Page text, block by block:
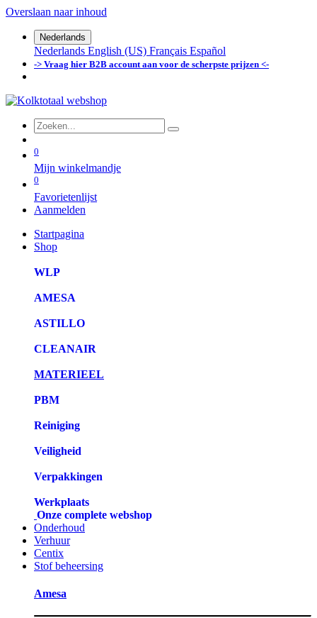
Overslaan naar inhoud
Nederlands
Nederlands English (US) Français Español
-> Vraag hier B2B account aan voor de scherpste prijzen <-
0
Mijn winkelmandje
0
Favorietenlijst
Aanmelden
Startpagina
Shop
WLP
AMESA
ASTILLO
CLEANAIR
MATERIEEL
PBM
Reiniging
Veiligheid
Verpakkingen
Werkplaats
Onze complete webshop
Onderhoud
Verhuur
Centix
Stof beheersing
Amesa